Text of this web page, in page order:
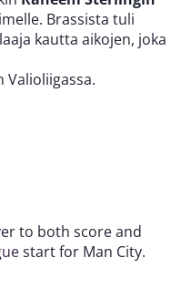
Brassista tuli
kautta aikojen, joka
Valioliigassa.
to both score and
start for Man City.